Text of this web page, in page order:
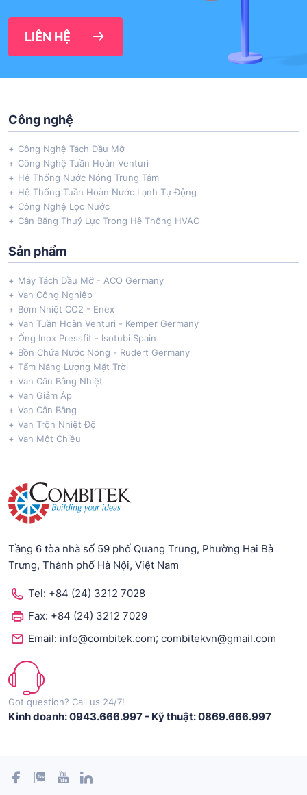
LIÊN HỆ
Công nghệ
Công Nghệ Tách Dầu Mỡ
Công Nghệ Tuần Hoàn Venturi
Hệ Thống Nước Nóng Trung Tâm
Hệ Thống Tuần Hoàn Nước Lạnh Tự Động
Công Nghệ Lọc Nước
Cân Bằng Thuỷ Lực Trong Hệ Thống HVAC
Sản phẩm
Máy Tách Dầu Mỡ - ACO Germany
Van Công Nghiệp
Bơm Nhiệt CO2 - Enex
Van Tuần Hoàn Venturi - Kemper Germany
Ống Inox Pressfit - Isotubi Spain
Bồn Chứa Nước Nóng - Rudert Germany
Tấm Năng Lượng Mặt Trời
Van Cân Bằng Nhiệt
Van Giảm Áp
Van Cân Bằng
Van Trộn Nhiệt Độ
Van Một Chiều
Tầng 6 tòa nhà số 59 phố Quang Trung, Phường Hai Bà
Trưng, Thành phố Hà Nội, Việt Nam
Tel: +84 (24) 3212 7028
Fax: +84 (24) 3212 7029
Email: info@combitek.com; combitekvn@gmail.com
Got question? Call us 24/7!
Kinh doanh: 0943.666.997 - Kỹ thuật: 0869.666.997